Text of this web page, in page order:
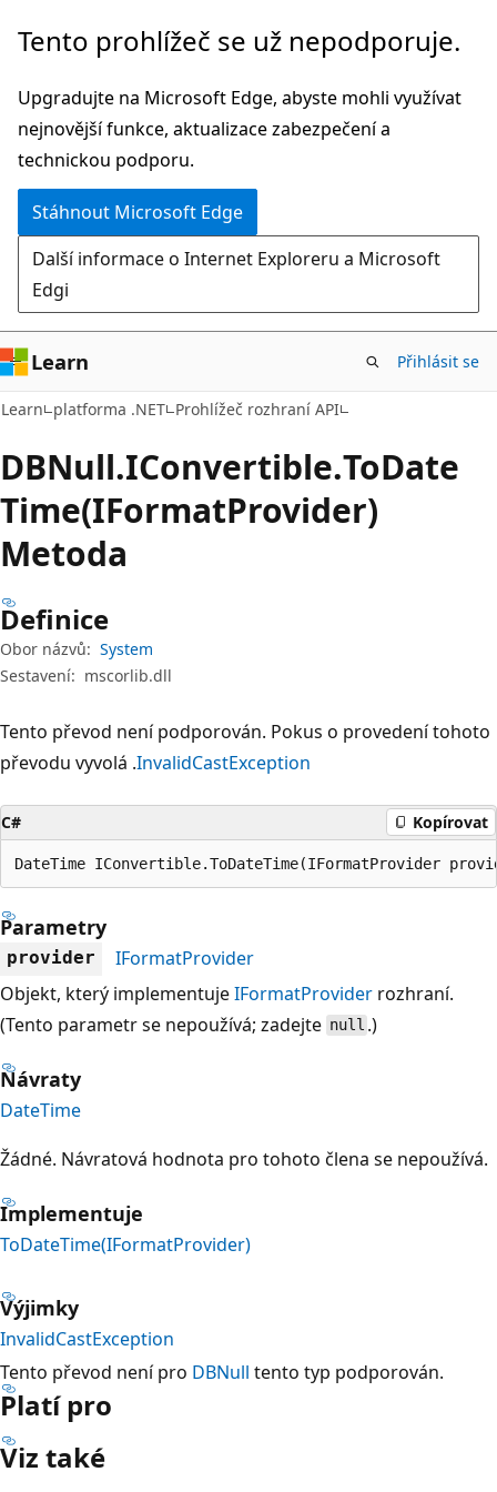
Přeskočit
hlavní
obsah
Přeskočit
navigaci
na
stránce
Tento prohlížeč se už nepodporuje.
Upgradujte na Microsoft Edge, abyste mohli využívat
nejnovější funkce, aktualizace zabezpečení a
technickou podporu.
Stáhnout Microsoft Edge
Další informace o Internet Exploreru a Microsoft
Edgi
Learn Přihlásit se
Learn platforma .NET Prohlížeč rozhraní API
DBNull.IConvertible.ToDate
Time(IFormatProvider)
Metoda
Definice
Obor názvů: System
Sestavení: mscorlib.dll
Tento převod není podporován. Pokus o provedení tohoto
převodu vyvolá .InvalidCastException
C# Kopírovat
DateTime IConvertible.ToDateTime(IFormatProvider
Parametry
provider
IFormatProvider
Objekt, který implementujeIFormatProvider rozhraní.
(Tento parametr se nepoužívá; zadejte null .)
Návraty
DateTime
Žádné. Návratová hodnota pro tohoto člena se nepoužívá.
Implementuje
ToDateTime(IFormatProvider)
Výjimky
InvalidCastException
Tento převod není pro DBNull tento typ podporován.
Platí pro
Viz také